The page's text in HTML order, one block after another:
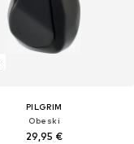
PILGRIM
Obeski
29,95 €